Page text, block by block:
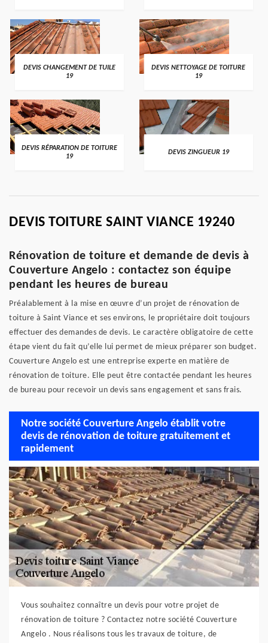
DEVIS CHANGEMENT DE TUILE
19
DEVIS NETTOYAGE DE TOITURE
19
DEVIS RÉPARATION DE TOITURE
19
DEVIS ZINGUEUR 19
DEVIS TOITURE SAINT VIANCE 19240
Rénovation de toiture et demande de devis à
Couverture Angelo : contactez son équipe
pendant les heures de bureau
Préalablement à la mise en œuvre d’un projet de rénovation de
toiture à Saint Viance et ses environs, le propriétaire doit toujours
effectuer des demandes de devis. Le caractère obligatoire de cette
étape vient du fait qu’elle lui permet de mieux préparer son budget.
Couverture Angelo est une entreprise experte en matière de
rénovation de toiture. Elle peut être contactée pendant les heures
de bureau pour recevoir un devis sans engagement et sans frais.
Notre société Couverture Angelo établit votre
devis de rénovation de toiture gratuitement et
rapidement
Vous souhaitez connaître un devis pour votre projet de
rénovation de toiture ? Contactez notre société Couverture
Angelo . Nous réalisons tous les travaux de toiture, de